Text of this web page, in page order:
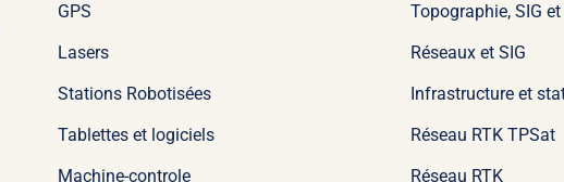
GPS
Lasers
Stations Robotisées
Tablettes et logiciels
Machine-controle
Topographie, SIG
Réseaux et SIG
Infrastructure et
Réseau RTK TPSat
Réseau RTK